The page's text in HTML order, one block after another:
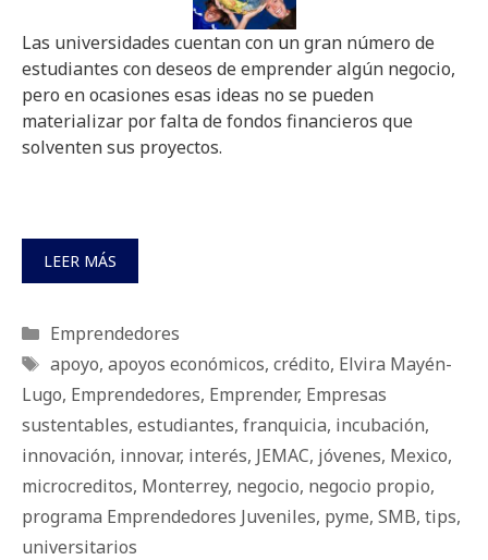
Las universidades cuentan con un gran número de
estudiantes con deseos de emprender algún negocio,
pero en ocasiones esas ideas no se pueden
materializar por falta de fondos financieros que
solventen sus proyectos.
LEER MÁS
Categorías
Emprendedores
Etiquetas
apoyo, apoyos económicos, crédito, Elvira Mayén-
Lugo, Emprendedores, Emprender, Empresas
sustentables, estudiantes, franquicia, incubación,
innovación, innovar, interés, JEMAC, jóvenes, Mexico,
microcreditos, Monterrey, negocio, negocio propio,
programa Emprendedores Juveniles, pyme, SMB, tips,
universitarios